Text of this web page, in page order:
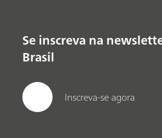
Se inscreva na
Brasil
Inscreva-se agora